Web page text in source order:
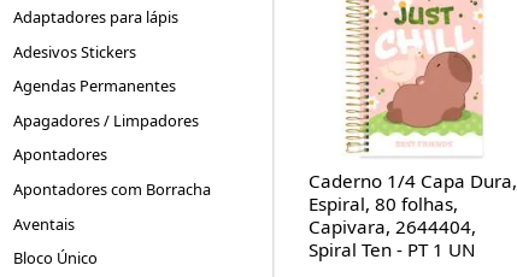
Adaptadores para lápis
Adesivos Stickers
Agendas Permanentes
Apagadores / Limpadores
Apontadores
Apontadores com Borracha
Aventais
Bloco Único
Caderno 1/4 Capa Dura,
Espiral, 80 folhas,
Capivara, 2644404,
Spiral Ten - PT 1 UN